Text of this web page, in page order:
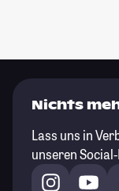
Nichts
Lass uns in
unseren